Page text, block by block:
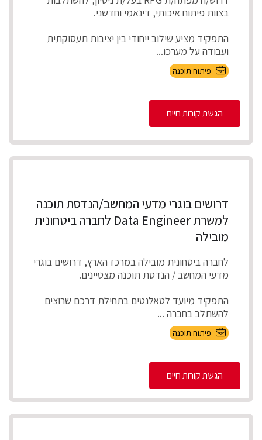
בצוות פיתוח איכותי, דינאמי וחדשני.
התפקיד מציע שילוב ייחודי בין יציבות תעסוקתית
ועבודה על מערכו...
פיתוח תוכנה
הגשת קורות חיים
דרושים בוגרי מדעי המחשב/הנדסת תוכנה
למשרת Data Engineer לחברה ביטחונית
מובילה
לחברה ביטחונית מובילה במרכז הארץ, דרושים בוגרי
מדעי המחשב / הנדסת תוכנה מצטיינים.
התפקיד מיועד לטאלנטים בתחילת דרכם שרוצים
להשתלב בחברה ...
פיתוח תוכנה
הגשת קורות חיים